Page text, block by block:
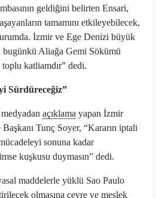
geldiğini belirten Ensari,
tamamını etkileyebilecek,
İzmir ve Ege Denizi büyük
bugünkü Aliağa Gemi Sökümü
katliamdır” dedi.
Sürdüreceğiz”
açıklama yapan İzmir
Tunç Soyer, “Kararın iptali
sonuna kadar
kuşkusu duymasın” dedi.
maddelerle yüklü Sao Paulo
olmasına çevre ve meslek